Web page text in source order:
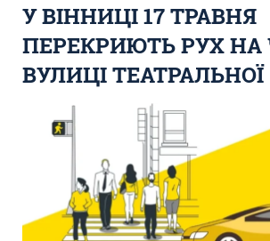
У ВІННИЦІ 17 ТРАВНЯ
ПЕРЕКРИЮТЬ РУХ НА
ВУЛИЦІ ТЕАТРАЛЬНОЇ